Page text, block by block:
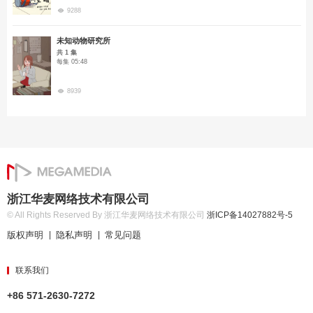
9288
未知动物研究所
共 1 集
每集 05:48
8939
浙江华麦网络技术有限公司
© All Rights Reserved By 浙江华麦网络技术有限公司 浙ICP备14027882号-5
版权声明 隐私声明 常见问题
联系我们
+86 571-2630-7272